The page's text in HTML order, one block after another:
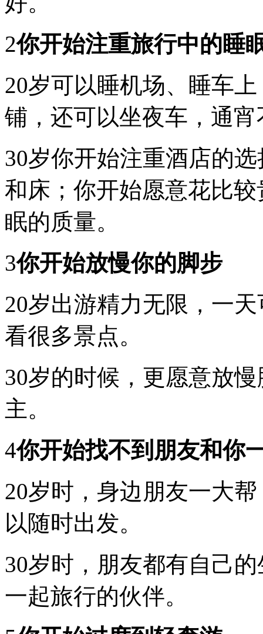
岁
旅
行
风
正
茂，
时，
立
之
你
有
稳
定
作，
能
有
家
庭，
还
是
去
旅
岁
带
走
只
有
2你开始注重旅行中的睡
20岁可以睡机场、睡车
铺，还可以坐夜车，通
30岁你开始注重酒店的
和床；你开始愿意花比
眠的质量。
3你开始放慢你的脚步
20岁出游精力无限，一
看很多景点。
30岁的时候，更愿意放
主。
4你开始找不到朋友和你
20岁时，身边朋友一大
以随时出发。
30岁时，朋友都有自己
一起旅行的伙伴。